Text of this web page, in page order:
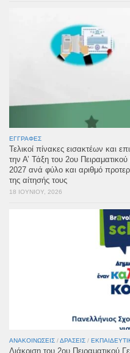
ΕΓΓΡΑΦΈΣ
Τελικοί πίνακες εισακτέων και
την Α’ Τάξη του 2ου
2027 ανά φύλο και αριθμό
της αίτησής τους
18 ΙΟΥΝΊΟΥ, 2026
ΑΝΑΚΟΙΝΏΣΕΙΣ /ΔΡΆΣΕΙΣ /